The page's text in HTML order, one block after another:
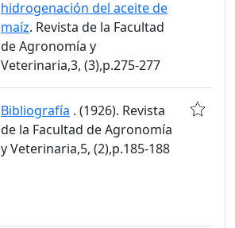
hidrogenación del aceite de
maíz. Revista de la Facultad
de Agronomía y
Veterinaria,3, (3),p.275-277
Bibliografía . (1926). Revista
de la Facultad de Agronomía
y Veterinaria,5, (2),p.185-188